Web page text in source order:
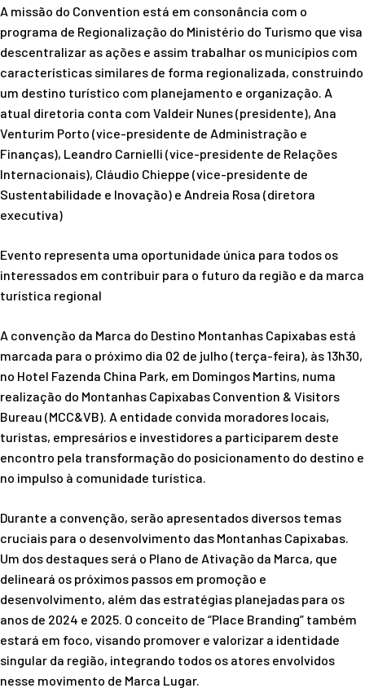
A missão do Convention está em consonância com o
programa de Regionalização do Ministério do Turismo que visa
descentralizar as ações e assim trabalhar os municípios com
características similares de forma regionalizada, construindo
um destino turístico com planejamento e organização. A
atual diretoria conta com Valdeir Nunes (presidente), Ana
Venturim Porto (vice-presidente de Administração e
Finanças), Leandro Carnielli (vice-presidente de Relações
Internacionais), Cláudio Chieppe (vice-presidente de
Sustentabilidade e Inovação) e Andreia Rosa (diretora
executiva)
Evento representa uma oportunidade única para todos os
interessados em contribuir para o futuro da região e da marca
turística regional
A convenção da Marca do Destino Montanhas Capixabas está
marcada para o próximo dia 02 de julho (terça-feira), às 13h30,
no Hotel Fazenda China Park, em Domingos Martins, numa
realização do Montanhas Capixabas Convention & Visitors
Bureau (MCC&VB). A entidade convida moradores locais,
turistas, empresários e investidores a participarem deste
encontro pela transformação do posicionamento do destino e
no impulso à comunidade turística.
Durante a convenção, serão apresentados diversos temas
cruciais para o desenvolvimento das Montanhas Capixabas.
Um dos destaques será o Plano de Ativação da Marca, que
delineará os próximos passos em promoção e
desenvolvimento, além das estratégias planejadas para os
anos de 2024 e 2025. O conceito de “Place Branding” também
estará em foco, visando promover e valorizar a identidade
singular da região, integrando todos os atores envolvidos
nesse movimento de Marca Lugar.